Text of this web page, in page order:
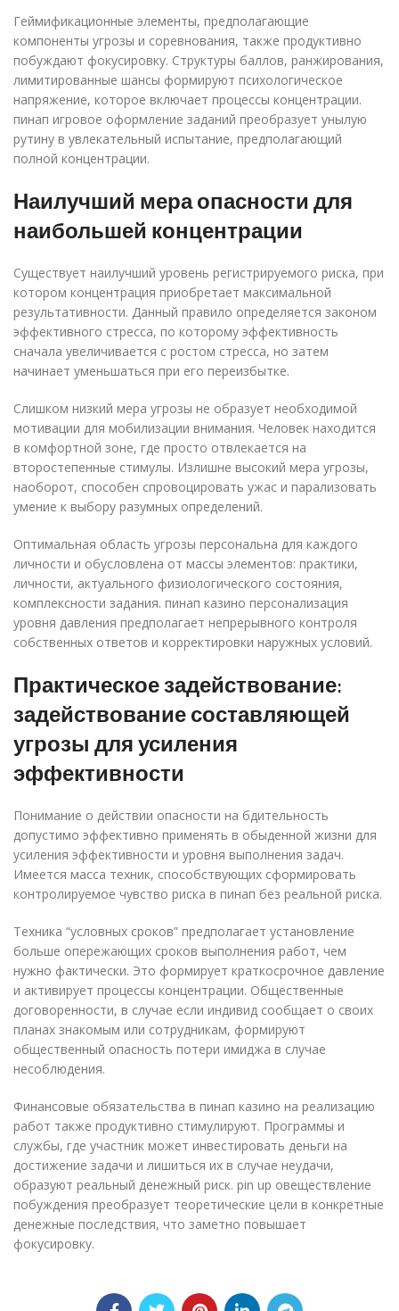
Геймификационные элементы, предполагающие
компоненты угрозы и соревнования, также продуктивно
побуждают фокусировку. Структуры баллов, ранжирования,
лимитированные шансы формируют психологическое
напряжение, которое включает процессы концентрации.
пинап игровое оформление заданий преобразует унылую
рутину в увлекательный испытание, предполагающий
полной концентрации.
Наилучший мера опасности для
наибольшей концентрации
Существует наилучший уровень регистрируемого риска, при
котором концентрация приобретает максимальной
результативности. Данный правило определяется законом
эффективного стресса, по которому эффективность
сначала увеличивается с ростом стресса, но затем
начинает уменьшаться при его переизбытке.
Слишком низкий мера угрозы не образует необходимой
мотивации для мобилизации внимания. Человек находится
в комфортной зоне, где просто отвлекается на
второстепенные стимулы. Излишне высокий мера угрозы,
наоборот, способен спровоцировать ужас и парализовать
умение к выбору разумных определений.
Оптимальная область угрозы персональна для каждого
личности и обусловлена от массы элементов: практики,
личности, актуального физиологического состояния,
комплексности задания. пинап казино персонализация
уровня давления предполагает непрерывного контроля
собственных ответов и корректировки наружных условий.
Практическое задействование:
задействование составляющей
угрозы для усиления
эффективности
Понимание о действии опасности на бдительность
допустимо эффективно применять в обыденной жизни для
усиления эффективности и уровня выполнения задач.
Имеется масса техник, способствующих сформировать
контролируемое чувство риска в пинап без реальной риска.
Техника “условных сроков” предполагает установление
больше опережающих сроков выполнения работ, чем
нужно фактически. Это формирует краткосрочное давление
и активирует процессы концентрации. Общественные
договоренности, в случае если индивид сообщает о своих
планах знакомым или сотрудникам, формируют
общественный опасность потери имиджа в случае
несоблюдения.
Финансовые обязательства в пинап казино на реализацию
работ также продуктивно стимулируют. Программы и
службы, где участник может инвестировать деньги на
достижение задачи и лишиться их в случае неудачи,
образуют реальный денежный риск. pin up овеществление
побуждения преобразует теоретические цели в конкретные
денежные последствия, что заметно повышает
фокусировку.